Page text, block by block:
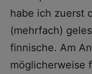
habe ich zuerst
(mehrfach)
finnische. Am
möglicherweise